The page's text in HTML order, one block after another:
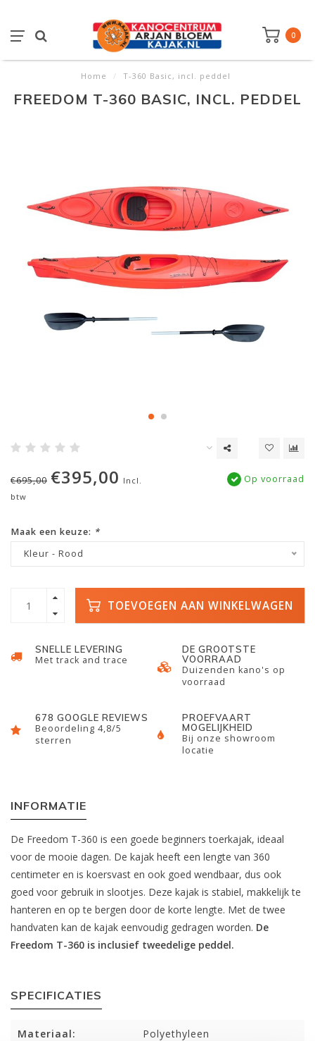
0
Home / T-360 Basic, incl. peddel
FREEDOM T-360 BASIC, INCL. PEDDEL
€695,00 €395,00 Incl.
btw
Op voorraad
Maak een keuze: *
Kleur - Rood
TOEVOEGEN AAN WINKELWAGEN
SNELLE LEVERING
Met track and trace
DE GROOTSTE
VOORRAAD
Duizenden kano's op
voorraad
678 GOOGLE REVIEWS
Beoordeling 4,8/5
sterren
PROEFVAART
MOGELIJKHEID
Bij onze showroom
locatie
INFORMATIE
De Freedom T-360 is een goede beginners toerkajak, ideaal
voor de mooie dagen. De kajak heeft een lengte van 360
centimeter en is koersvast en ook goed wendbaar, dus ook
goed voor gebruik in slootjes. Deze kajak is stabiel, makkelijk te
hanteren en op te bergen door de korte lengte. Met de twee
handvaten kan de kajak eenvoudig gedragen worden. De
Freedom T-360 is inclusief tweedelige peddel.
SPECIFICATIES
Materiaal: Polyethyleen